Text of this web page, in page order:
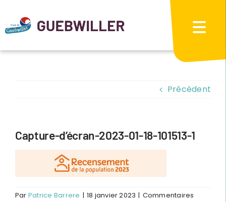
contenu
Précédent
Capture-d’écran-2023-01-18-101513-1
Par Patrice Barrere | 18 janvier 2023 | Commentaires